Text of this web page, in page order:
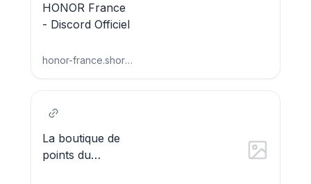
HONOR France
- Discord Officiel
honor-france.short.gy
La boutique de
points du